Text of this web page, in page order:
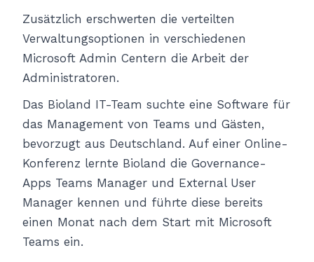
Zusätzlich erschwerten die verteilten
Verwaltungsoptionen in verschiedenen
Microsoft Admin Centern die Arbeit der
Administratoren.
Das Bioland IT-Team suchte eine Software für
das Management von Teams und Gästen,
bevorzugt aus Deutschland. Auf einer Online-
Konferenz lernte Bioland die Governance-
Apps Teams Manager und External User
Manager kennen und führte diese bereits
einen Monat nach dem Start mit Microsoft
Teams ein.